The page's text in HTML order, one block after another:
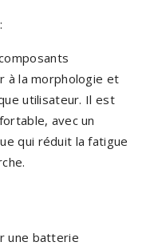
:
à la morphologie et
utilisateur. Il est
avec un
qui réduit la fatigue
une batterie